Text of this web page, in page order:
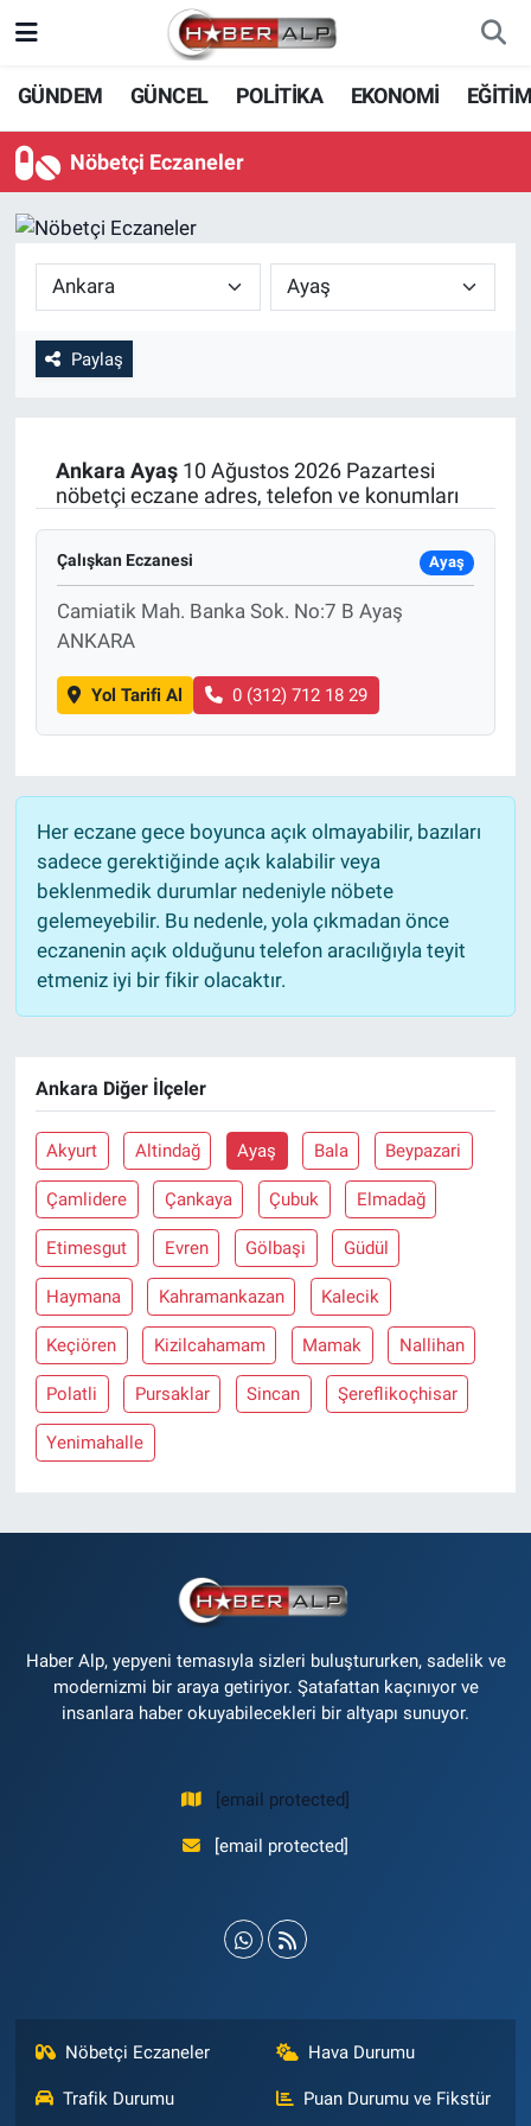
GÜNDEM GÜNCEL POLİTİKA EKONOMİ
Nöbetçi Eczaneler
Paylaş
Ankara Ayaş10 Ağustos 2026 Pazartesi
nöbetçi eczane adres, telefon ve konumları
Çalışkan Eczanesi Ayaş
Camiatik Mah. Banka Sok. No:7 B Ayaş
ANKARA
Yol Tarifi Al 0 (312) 712 18 29
Her eczane gece boyunca açık olmayabilir, bazıları
sadece gerektiğinde açık kalabilir veya
beklenmedik durumlar nedeniyle nöbete
gelemeyebilir. Bu nedenle, yola çıkmadan önce
eczanenin açık olduğunu telefon aracılığıyla teyit
etmeniz iyi bir fikir olacaktır.
Ankara Diğer İlçeler
Akyurt Altindağ Ayaş Bala Beypazari
Çamlidere Çankaya Çubuk Elmadağ
Etimesgut Evren Gölbaşi Güdül
Haymana Kahramankazan Kalecik
Keçiören Kizilcahamam Mamak Nallihan
Polatli Pursaklar Sincan Şereflikoçhisar
Yenimahalle
Haber Alp, yepyeni temasıyla sizleri buluştururken, sadelik ve
modernizmi bir araya getiriyor. Şatafattan kaçınıyor ve
insanlara haber okuyabilecekleri bir altyapı sunuyor.
[email protected]
[email protected]
Nöbetçi Eczaneler Hava Durumu
Trafik Durumu Puan Durumu ve Fikstür
Nöbetçi Eczaneler
Hava Durumu
Süper Lig Puan Durumu ve Fikstür